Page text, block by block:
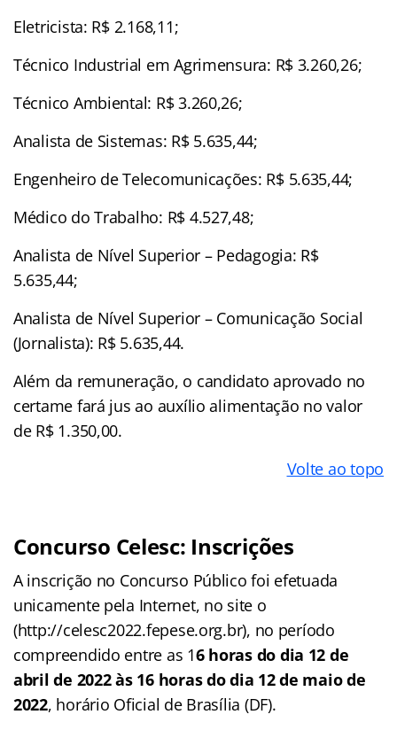
Eletricista: R$ 2.168,11;
Técnico Industrial em Agrimensura: R$ 3.260,26;
Técnico Ambiental: R$ 3.260,26;
Analista de Sistemas: R$ 5.635,44;
Engenheiro de Telecomunicações: R$ 5.635,44;
Médico do Trabalho: R$ 4.527,48;
Analista de Nível Superior – Pedagogia: R$
5.635,44;
Analista de Nível Superior – Comunicação Social
(Jornalista): R$ 5.635,44.
Além da remuneração, o candidato aprovado no
certame fará jus ao auxílio alimentação no valor
de R$ 1.350,00.
Volte ao topo
Concurso Celesc: Inscrições
A inscrição no Concurso Público foi efetuada
unicamente pela Internet, no site o
(http://celesc2022.fepese.org.br), no período
compreendido entre as 16 horas do dia 12 de
abril de 2022 às 16 horas do dia 12 de maio de
2022, horário Oficial de Brasília (DF).